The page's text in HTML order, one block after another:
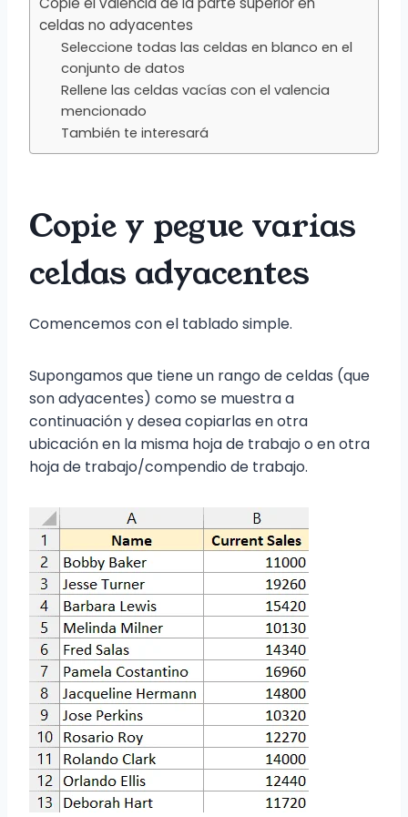
celdas no adyacentes
Seleccione todas las celdas en blanco en el
conjunto de datos
Rellene las celdas vacías con el valencia
mencionado
También te interesará
Copie y pegue varias
celdas adyacentes
Comencemos con el tablado simple.
Supongamos que tiene un rango de celdas (que
son adyacentes) como se muestra a
continuación y desea copiarlas en otra
ubicación en la misma hoja de trabajo o en otra
hoja de trabajo/compendio de trabajo.